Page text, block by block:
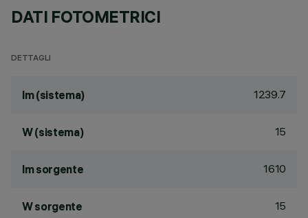
DATI FOTOMETRICI
DETTAGLI
lm (sistema) 1239.7
W (sistema) 15
lm sorgente 1610
W sorgente 15